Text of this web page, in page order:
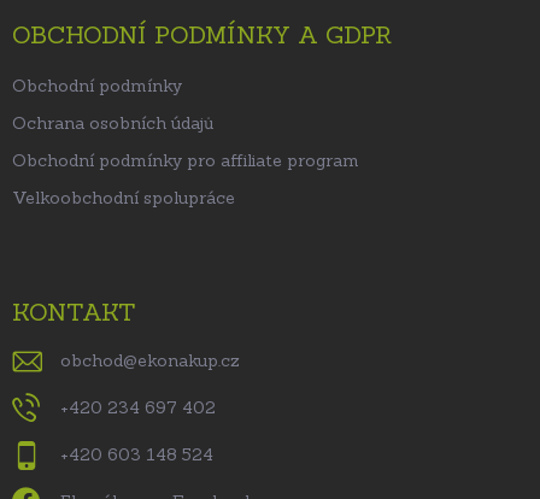
OBCHODNÍ PODMÍNKY A GDPR
Obchodní podmínky
Ochrana osobních údajů
Obchodní podmínky pro affiliate program
Velkoobchodní spolupráce
KONTAKT
obchod@ekonakup.cz
+420 234 697 402
+420 603 148 524